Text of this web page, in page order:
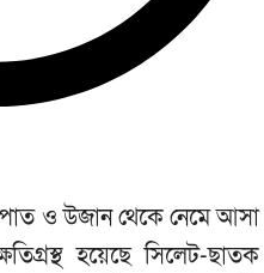
ও উজান থেকে নেমে আসা
হয়েছে সিলেট-ছাতক